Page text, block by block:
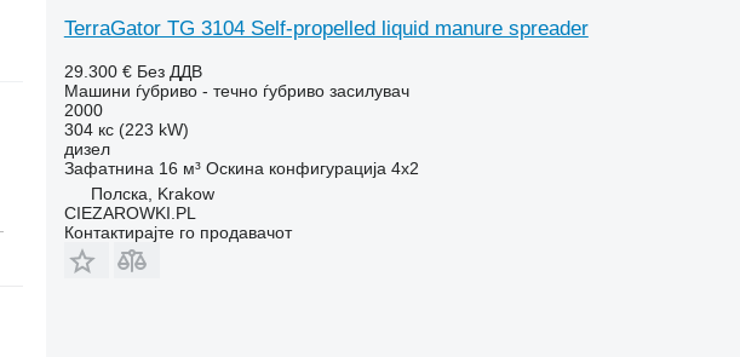
TerraGator TG 3104 Self-propelled liquid manure spreader
29.300 € Без ДДВ
Машини ѓубриво - течно ѓубриво засилувач
2000
304 кс (223 kW)
дизел
Зафатнина 16 м³ Оскина конфигурација 4x2
Полска, Krakow
CIEZAROWKI.PL
Контактирајте го продавачот